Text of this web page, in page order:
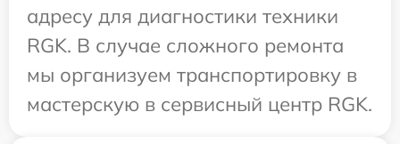
адресу для диагностики техники
RGK. В случае сложного ремонта
мы организуем транспортировку в
мастерскую в сервисный центр RGK.